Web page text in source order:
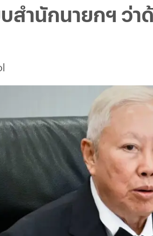
สำนักนายกฯ ว่